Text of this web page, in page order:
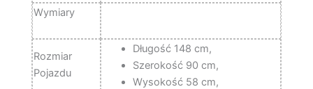
Wymiary
Rozmiar
Pojazdu
Długość 148 cm,
Szerokość 90 cm,
Wysokość 58 cm,